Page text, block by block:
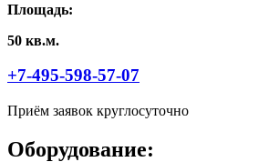
Площадь:
50 кв.м.
+7-495-598-57-07
Приём заявок круглосуточно
Оборудование: